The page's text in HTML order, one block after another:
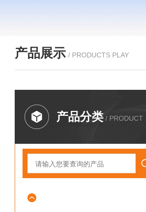
产品展示 / PRODUCTS PLAY
产品分类 / PRODUCT